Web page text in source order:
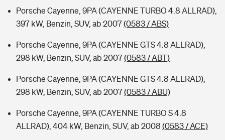
Porsche Cayenne, 9PA (CAYENNE TURBO 4.8 ALLRAD),
397 kW, Benzin, SUV, ab 2007(0583 / ABS)
Porsche Cayenne, 9PA (CAYENNE GTS 4.8 ALLRAD),
298 kW, Benzin, SUV, ab 2007(0583 / ABT)
Porsche Cayenne, 9PA (CAYENNE GTS 4.8 ALLRAD),
298 kW, Benzin, SUV, ab 2007(0583 / ABU)
Porsche Cayenne, 9PA (CAYENNE TURBO S 4.8
ALLRAD), 404 kW, Benzin, SUV, ab 2008 (0583 / ACE)